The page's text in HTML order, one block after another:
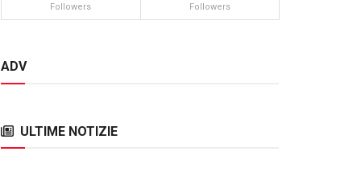
Followers Followers
ADV
ULTIME NOTIZIE